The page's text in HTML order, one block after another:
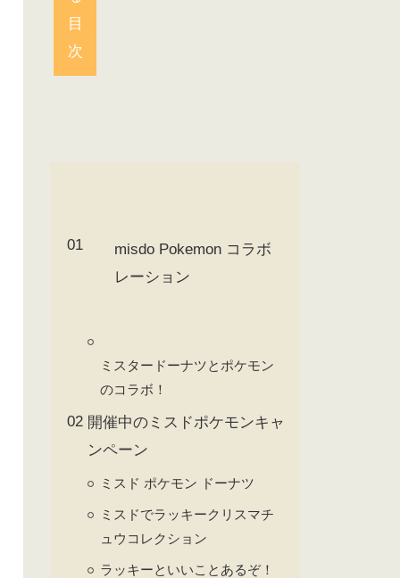
目
次
misdo Pokemon コラボ
レーション
ミスタードーナツとポケモン
のコラボ！
開催中のミスドポケモンキャ
ンペーン
ミスド ポケモン ドーナツ
ミスドでラッキークリスマチ
ュウコレクション
ラッキーといいことあるぞ！